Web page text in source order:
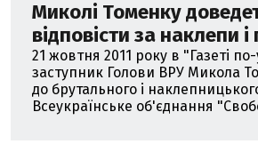
Миколі Томенку
відповісти за наклепи і
21 жовтня 2011 року в "Газеті
заступник Голови ВРУ Микола
до брутального і
Всеукраїнське об'єднання